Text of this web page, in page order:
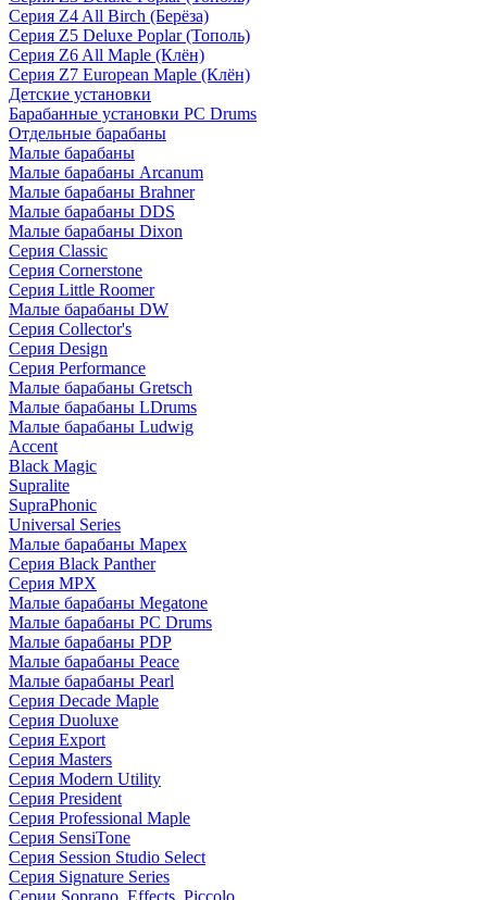
Серия Z4 All Birch (Берёза)
Серия Z5 Deluxe Poplar (Тополь)
Серия Z6 All Maple (Клён)
Серия Z7 European Maple (Клён)
Детские установки
Барабанные установки PC Drums
Отдельные барабаны
Малые барабаны
Малые барабаны Arcanum
Малые барабаны Brahner
Малые барабаны DDS
Малые барабаны Dixon
Серия Classic
Серия Cornerstone
Серия Little Roomer
Малые барабаны DW
Серия Collector's
Серия Design
Серия Performance
Малые барабаны Gretsch
Малые барабаны LDrums
Малые барабаны Ludwig
Accent
Black Magic
Supralite
SupraPhonic
Universal Series
Малые барабаны Mapex
Серия Black Panther
Серия MPX
Малые барабаны Megatone
Малые барабаны PC Drums
Малые барабаны PDP
Малые барабаны Peace
Малые барабаны Pearl
Серия Decade Maple
Серия Duoluxe
Серия Export
Серия Masters
Серия Modern Utility
Серия President
Серия Professional Maple
Серия SensiTone
Серия Session Studio Select
Серия Signature Series
Серии Soprano, Effects, Piccolo